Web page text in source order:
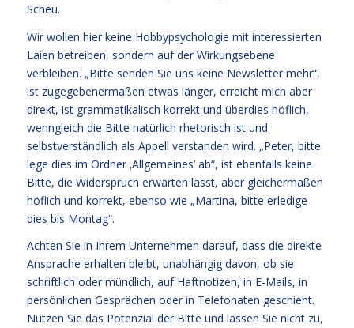
Scheu.
Wir wollen hier keine Hobbypsychologie mit interessierten
Laien betreiben, sondern auf der Wirkungsebene
verbleiben. „Bitte senden Sie uns keine Newsletter mehr“,
ist zugegebenermaßen etwas länger, erreicht mich aber
direkt, ist grammatikalisch korrekt und überdies höflich,
wenngleich die Bitte natürlich rhetorisch ist und
selbstverständlich als Appell verstanden wird. „Peter, bitte
lege dies im Ordner ‚Allgemeines’ ab“, ist ebenfalls keine
Bitte, die Widerspruch erwarten lässt, aber gleichermaßen
höflich und korrekt, ebenso wie „Martina, bitte erledige
dies bis Montag“.
Achten Sie in Ihrem Unternehmen darauf, dass die direkte
Ansprache erhalten bleibt, unabhängig davon, ob sie
schriftlich oder mündlich, auf Haftnotizen, in E-Mails, in
persönlichen Gesprächen oder in Telefonaten geschieht.
Nutzen Sie das Potenzial der Bitte und lassen Sie nicht zu,